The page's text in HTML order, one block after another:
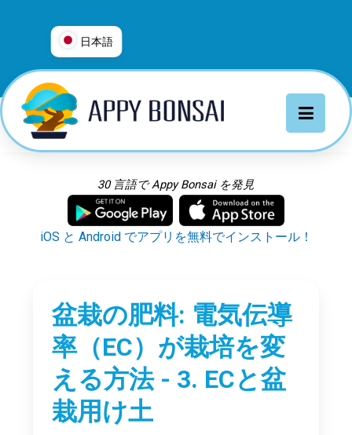
日本語
العربية
Deutsch
Français
Italiano
日本語
Русский
30 言語で Appy Bonsai を発見
iOS と Android でアプリを無料でインストール！
盆栽の肥料: 電気伝導
率（EC）が栽培を変
える方法 - 3. ECと盆
栽用け土